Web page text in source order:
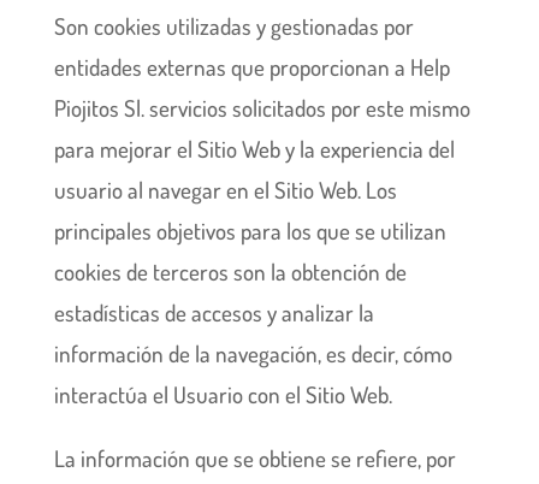
Son cookies utilizadas y gestionadas por
entidades externas que proporcionan a Help
Piojitos Sl. servicios solicitados por este mismo
para mejorar el Sitio Web y la experiencia del
usuario al navegar en el Sitio Web. Los
principales objetivos para los que se utilizan
cookies de terceros son la obtención de
estadísticas de accesos y analizar la
información de la navegación, es decir, cómo
interactúa el Usuario con el Sitio Web.
La información que se obtiene se refiere, por